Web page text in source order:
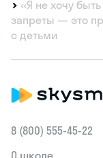
«Я не хочу
запреты — это
с детьми
8 (800) 555‑45-22
О школе